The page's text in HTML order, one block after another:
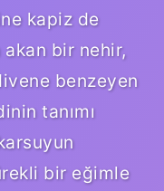
kapiz de
bir nehir,
benzeyen
tanımı
bir eğimle